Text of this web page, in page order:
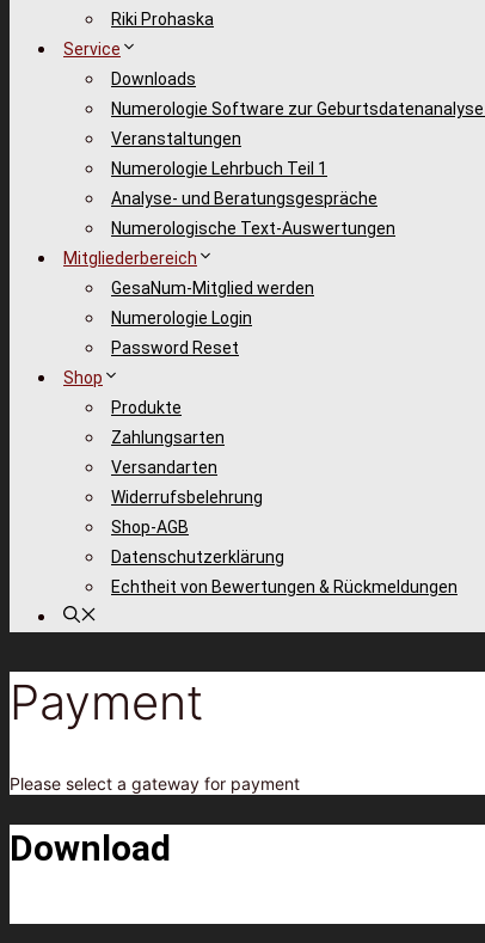
Riki Prohaska
Service
Downloads
Numerologie Software zur
Veranstaltungen
Numerologie Lehrbuch Teil 1
Analyse- und Beratungsgespräche
Numerologische Text-Auswertungen
Mitgliederbereich
GesaNum-Mitglied werden
Numerologie Login
Password Reset
Shop
Produkte
Zahlungsarten
Versandarten
Widerrufsbelehrung
Shop-AGB
Datenschutzerklärung
Echtheit von Bewertungen & Rückmeldungen
Payment
Please select a gateway for payment
Download